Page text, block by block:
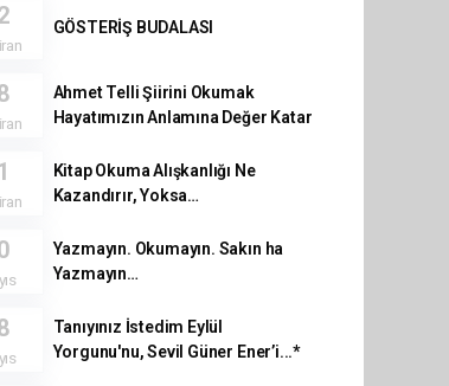
GÖSTERİŞ BUDALASI
Ahmet Telli Şiirini Okumak
Hayatımızın Anlamına Değer Katar
Kitap Okuma Alışkanlığı Ne
Kazandırır, Yoksa…
Yazmayın. Okumayın. Sakın ha
Yazmayın…
Tanıyınız İstedim Eylül
Yorgunu'nu, Sevil Güner Ener’i...*